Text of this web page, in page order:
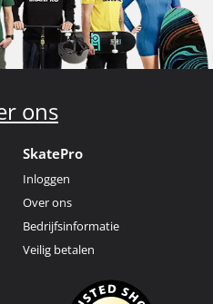
ons
SkatePro
Inloggen
Over ons
Bedrijfsinformatie
Veilig betalen